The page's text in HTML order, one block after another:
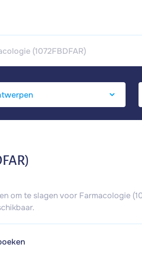
(1072FBDFAR)
om te slagen voor Farmacologie